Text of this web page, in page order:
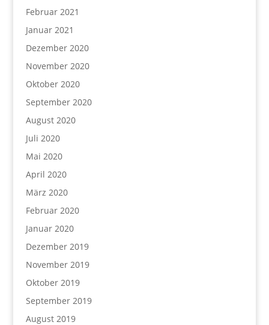
Februar 2021
Januar 2021
Dezember 2020
November 2020
Oktober 2020
September 2020
August 2020
Juli 2020
Mai 2020
April 2020
März 2020
Februar 2020
Januar 2020
Dezember 2019
November 2019
Oktober 2019
September 2019
August 2019